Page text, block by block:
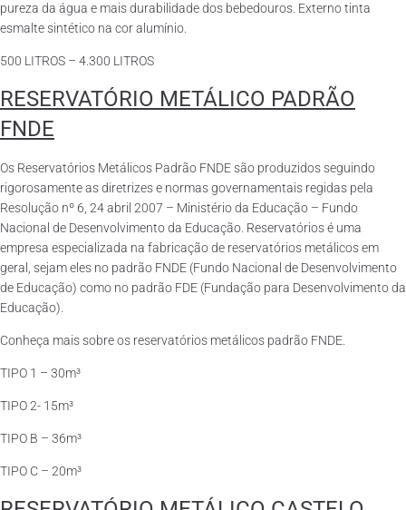
pureza da água e mais durabilidade dos bebedouros. Externo tinta
esmalte sintético na cor alumínio.
500 LITROS – 4.300 LITROS
RESERVATÓRIO METÁLICO PADRÃO
FNDE
Os Reservatórios Metálicos Padrão FNDE são produzidos seguindo
rigorosamente as diretrizes e normas governamentais regidas pela
Resolução nº 6, 24 abril 2007 – Ministério da Educação – Fundo
Nacional de Desenvolvimento da Educação. Reservatórios é uma
empresa especializada na fabricação de reservatórios metálicos em
geral, sejam eles no padrão FNDE (Fundo Nacional de Desenvolvimento
de Educação) como no padrão FDE (Fundação para Desenvolvimento da
Educação).
Conheça mais sobre os reservatórios metálicos padrão FNDE.
TIPO 1 – 30m³
TIPO 2- 15m³
TIPO B – 36m³
TIPO C – 20m³